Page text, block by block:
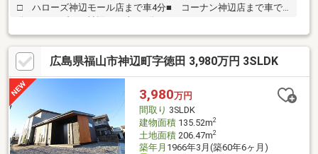
□ ハローズ神辺モール店まで車4分■ コーナン神辺店まで車で4
神辺店まで徒歩6分【内見の流れ】〇 お電話にて内見のご希望日
時をお知らせください〇 現地集合・もしくはピックアップいた
します【その他物件のご相談】ご希望の金額で、エリアで、サイ
ズ、毎月の返済などなどお客様のニーズに合った物件を一緒にお
探しします。水曜日も休まず営業しております！お電話でもお気
軽にお問い合わせください！成華公式LINE（@857rnlip）
広島県福山市神辺町字徳田 3,980万円 3SLDK
3,980万円
間取り 3SLDK
建物面積135.52m2
土地面積206.47m2
築年月 1966年3月(築60年6ヶ月)